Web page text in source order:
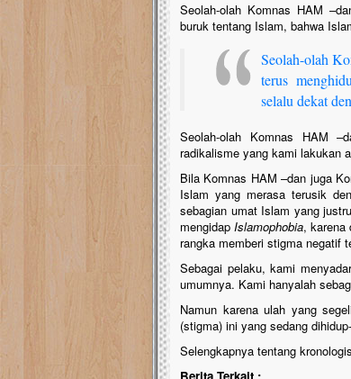
Seolah-olah Komnas HAM
buruk tentang Islam, bahwa
Seolah-olah
terus
selalu dekat
Seolah-olah Komnas HAM
radikalisme yang kami lakukan
Bila Komnas HAM –dan juga
Islam yang merasa terusik
sebagian umat Islam yang
mengidapIslamophobia, karena
rangka memberi stigma negatif
Sebagai pelaku, kami
umumnya. Kami hanyalah
Namun karena ulah yang
(stigma) ini yang sedang
Selengkapnya tentang kronologis